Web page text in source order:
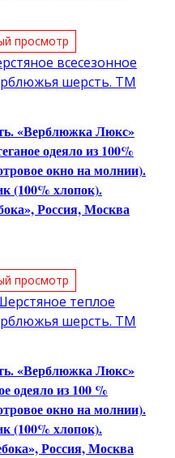
просмотр
«Верблюжка Люкс»
одеяло из 100%
окно на молнии).
(100% хлопок).
Россия, Москва
просмотр
«Верблюжка Люкс»
одеяло из 100 %
окно на молнии).
(100% хлопок).
Россия, Москва